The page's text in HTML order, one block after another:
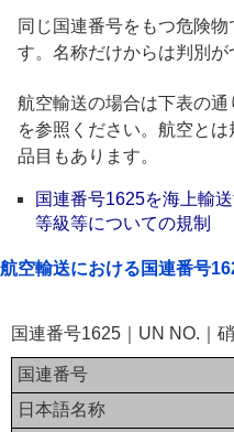
同じ国連番号をもつ危険
す。名称だけからは判別
航空輸送の場合は下表の
を参照ください。航空と
品目もあります。
国連番号1625を海上輸
等級等についての規制
航空輸送における国連番号
国連番号1625｜UN NO.｜
国連番号
日本語名称